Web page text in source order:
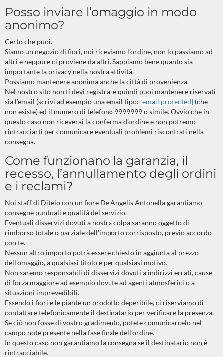
Posso inviare l’omaggio in modo
anonimo?
Certo che puoi.
Siamo un negozio di fiori, noi riceviamo l’ordine, non lo passiamo ad
altri e neppure ci proviene da altri. Sappiamo bene quanto sia
importante la privacy nella nostra attività.
Possiamo mantenere anonima anche la città di provenienza.
Nel nostro sito non ti devi registrare quindi puoi mantenere riservati
sia l’email (scrivi ad esempio una email tipo: [email protected] (che
non esiste) ed il numero di telefono 9999999 o simile. Ovvio che in
questo caso non riceverai la conferma d’ordine e non potremo
rintracciarti per comunicare eventuali problemi riscontrati nella
consegna.
Come funzionano la garanzia, il
recesso, l’annullamento degli ordini
e i reclami?
Noi staff di Ditelo con un fiore De Angelis Antonella garantiamo
consegne puntuali e qualità del servizio.
Eventuali disservizi dovuti a nostra colpa saranno oggetto di
rimborso totale o parziale dell'importo corrisposto, previo accordo
con te.
Nessun altro importo potrà essere chiesto in aggiunta al prezzo
dell'omaggio, a qualsiasi titolo e per qualsiasi motivo.
Non saremo responsabili di disservizi dovuti a indirizzi errati, cause
di forza maggiore ad esempio dovute ad agenti atmosferici o a
situazioni imprevedibili.
Essendo i fiori e le piante un prodotto deperibile, ci riserviamo di
contattare telefonicamente il destinatario per verificare la presenza.
Se ciò non fosse di vostro gradimento, potete comunicarcelo nel
campo note presente nella fase finale dell’ordine.
In questo caso non garantiamo la consegna se il destinatario non è
rintracciabile.